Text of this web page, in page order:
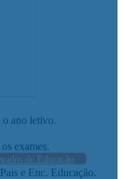
o ano letivo.
exames.
de Educação
e Enc. Educação.